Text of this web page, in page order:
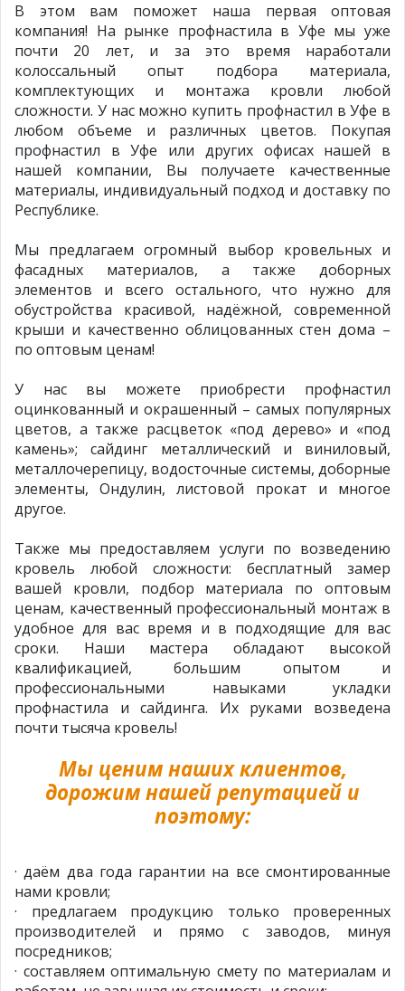
В этом вам поможет наша первая оптовая
компания! На рынке профнастила в Уфе мы уже
почти 20 лет, и за это время наработали
колоссальный опыт подбора материала,
комплектующих и монтажа кровли любой
сложности. У нас можно купить профнастил в Уфе в
любом объеме и различных цветов. Покупая
профнастил в Уфе или других офисах нашей в
нашей компании, Вы получаете качественные
материалы, индивидуальный подход и доставку по
Республике.
Мы предлагаем огромный выбор кровельных и
фасадных материалов, а также доборных
элементов и всего остального, что нужно для
обустройства красивой, надёжной, современной
крыши и качественно облицованных стен дома –
по оптовым ценам!
У нас вы можете приобрести профнастил
оцинкованный и окрашенный – самых популярных
цветов, а также расцветок «под дерево» и «под
камень»; сайдинг металлический и виниловый,
металлочерепицу, водосточные системы, доборные
элементы, Ондулин, листовой прокат и многое
другое.
Также мы предоставляем услуги по возведению
кровель любой сложности: бесплатный замер
вашей кровли, подбор материала по оптовым
ценам, качественный профессиональный монтаж в
удобное для вас время и в подходящие для вас
сроки. Наши мастера обладают высокой
квалификацией, большим опытом и
профессиональными навыками укладки
профнастила и сайдинга. Их руками возведена
почти тысяча кровель!
Мы ценим наших клиентов,
дорожим нашей репутацией и
поэтому:
· даём два года гарантии на все смонтированные
нами кровли;
· предлагаем продукцию только проверенных
производителей и прямо с заводов, минуя
посредников;
· составляем оптимальную смету по материалам и